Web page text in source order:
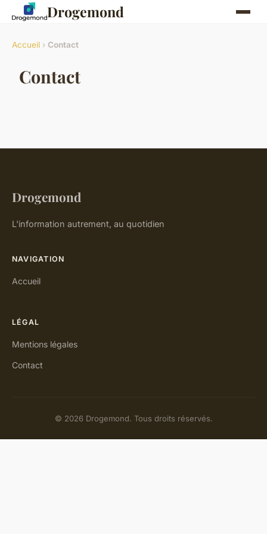
Drogemond
Accueil › Contact
Contact
Drogemond
L'information autrement, au quotidien
NAVIGATION
Accueil
LÉGAL
Mentions légales
Contact
© 2026 Drogemond. Tous droits réservés.